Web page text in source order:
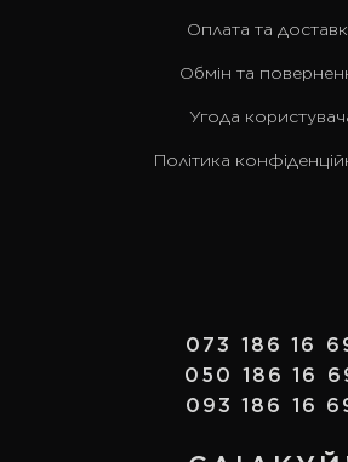
Оплата та
Обмін та
Угода
Політика
073 186 16
050 186 16
093 186 16